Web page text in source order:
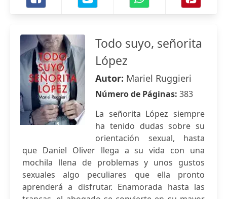
Todo suyo, señorita
López
Autor: Mariel Ruggieri
Número de Páginas: 383
La señorita López siempre
ha tenido dudas sobre su
orientación sexual, hasta
que Daniel Oliver llega a su vida con una
mochila llena de problemas y unos gustos
sexuales algo peculiares que ella pronto
aprenderá a disfrutar. Enamorada hasta las